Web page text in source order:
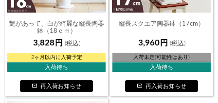
艶があって、白が綺麗な縦長陶器
鉢（18ｃｍ）
3,828
2ヶ月以内に入荷予定
入荷待ち
再入荷お知らせ
縦長スクエア陶器鉢（17cm）
3,960
入荷未定(可能性はあり)
入荷待ち
再入荷お知らせ